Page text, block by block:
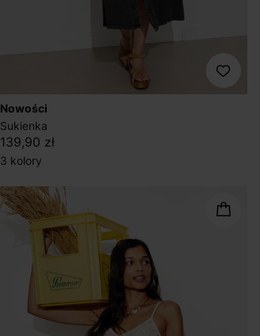
nowości
Sukienka
139,90 zł
3 kolory